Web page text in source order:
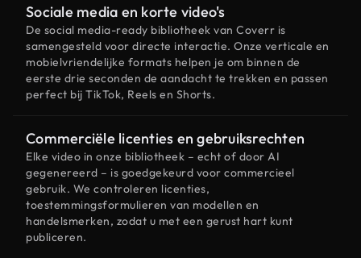
Sociale media en korte video's
De social media-ready bibliotheek van Coverr is
samengesteld voor directe interactie. Onze verticale en
mobielvriendelijke formats helpen je om binnen de
eerste drie seconden de aandacht te trekken en passen
perfect bij TikTok, Reels en Shorts.
Commerciële licenties en gebruiksrechten
Elke video in onze bibliotheek – echt of door AI
gegenereerd – is goedgekeurd voor commercieel
gebruik. We controleren licenties,
toestemmingsformulieren van modellen en
handelsmerken, zodat u met een gerust hart kunt
publiceren.